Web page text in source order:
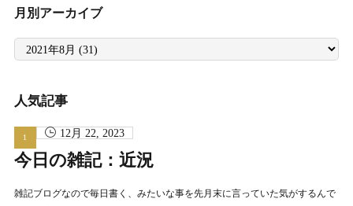
月別アーカイブ
月
ア
イ
ブ
人気記事
12月 22, 2023
今日の雑記：近況
雑記ブログなので毎日書く、みたいな事を先月末に言っていた気がするんで